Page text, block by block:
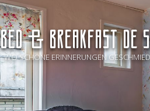
BED & BREAKFAST
- WO SCHÖNE ERINNERUNGEN